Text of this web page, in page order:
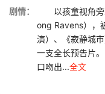
剧情：
以孩童视角旁
ong Ravens），
演）、《寂静城
一支全长预告片
口吻出...全文